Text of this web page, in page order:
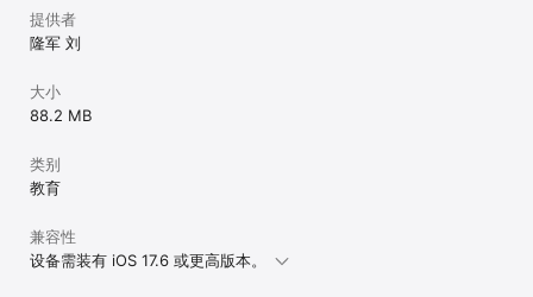
提供者
隆军 刘
大小
88.2 MB
类别
教育
兼容性
设备需装有 iOS 17.6 或更高版本。